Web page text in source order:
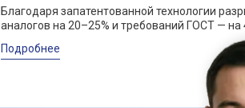
Благодаря запатентованной технологии
аналогов на 20–25% и требований ГОСТ — на
Подробнее